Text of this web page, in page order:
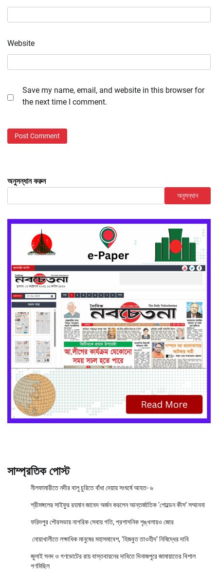
Website
Save my name, email, and website in this browser for
the next time I comment.
অনুসন্ধান করুন
অনুসন্ধান
সাম্প্রতিক পোস্ট
নীলফামারীতে নদীর বালু চুরিতে বাঁধা দেয়ায় সংঘর্ষে আহত- ৬
শ্রীমঙ্গলের সাইফুর রহমান জাবেদ অর্জন করলেন আন্তর্জাতিক ‘গোল্ডেন কীস’ সম্মাননা
ফরিদপুর পৌরসভায় নাগরিক সেবায় গতি, প্রশাসনিক শৃঙ্খলায়ও জোর
নোয়াখালীতে লক্ষাধিক মানুষের মহাসমাবেশ, ‘হিজবুত তাওহীদ’ নিষিদ্ধের দাবি
জুলাই সনদ ও গণভোটের রায় বাস্তবায়নের দাবিতে দিনাজপুরে জামায়াতের বিশাল
গণমিছিল